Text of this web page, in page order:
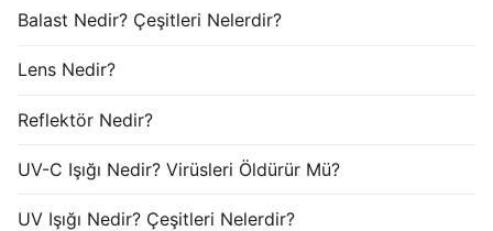
Balast Nedir? Çeşitleri Nelerdir?
Lens Nedir?
Reflektör Nedir?
UV-C Işığı Nedir? Virüsleri Öldürür Mü?
UV Işığı Nedir? Çeşitleri Nelerdir?